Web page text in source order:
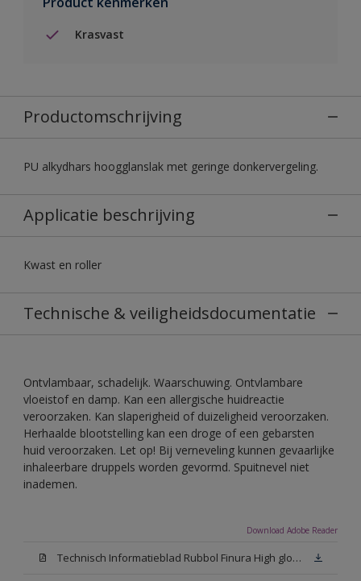
Krasvast
Productomschrijving
PU alkydhars hoogglanslak met geringe donkervergeling.
Applicatie beschrijving
Kwast en roller
Technische & veiligheidsdocumentatie
Ontvlambaar, schadelijk. Waarschuwing. Ontvlambare
vloeistof en damp. Kan een allergische huidreactie
veroorzaken. Kan slaperigheid of duizeligheid veroorzaken.
Herhaalde blootstelling kan een droge of een gebarsten
huid veroorzaken. Let op! Bij verneveling kunnen gevaarlijke
inhaleerbare druppels worden gevormd. Spuitnevel niet
inademen.
Download Adobe Reader
Technisch Informatieblad Rubbol Finura High gloss (PDF)